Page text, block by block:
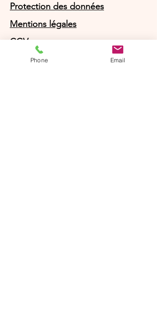
Protection des données
Mentions légales
CGV
© Agnès Lingerie – Tous droits
Phone Email